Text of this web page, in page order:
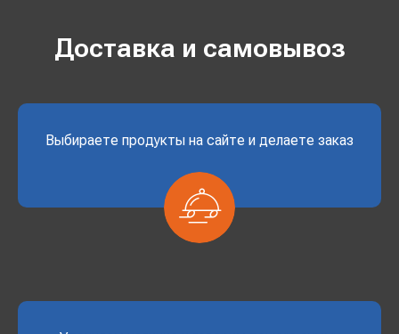
Доставка и самовывоз
Выбираете продукты на сайте и делаете заказ